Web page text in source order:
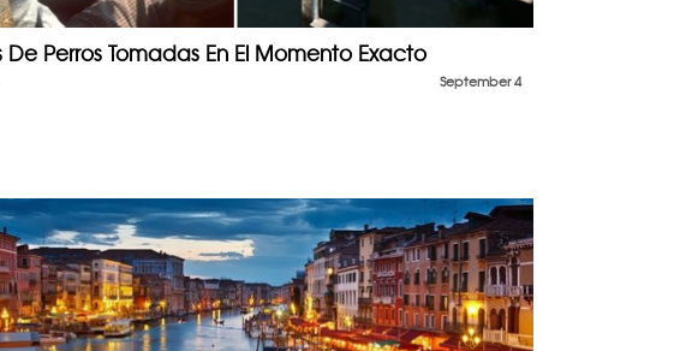
De Perros Tomadas En El Momento Exacto
September 4